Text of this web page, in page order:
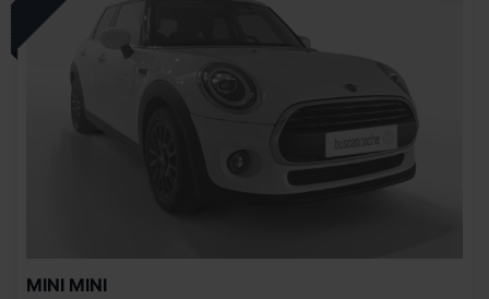
MINI MINI